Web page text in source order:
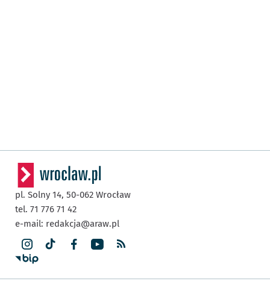
pl. Solny 14, 50-062 Wrocław
tel. 71 776 71 42
e-mail: redakcja@araw.pl